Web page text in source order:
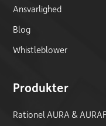
Ansvarlighed
Blog
Whistleblower
Produkter
Rationel AURA &